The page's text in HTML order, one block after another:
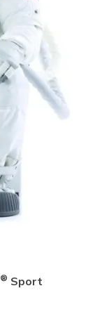
® Sport